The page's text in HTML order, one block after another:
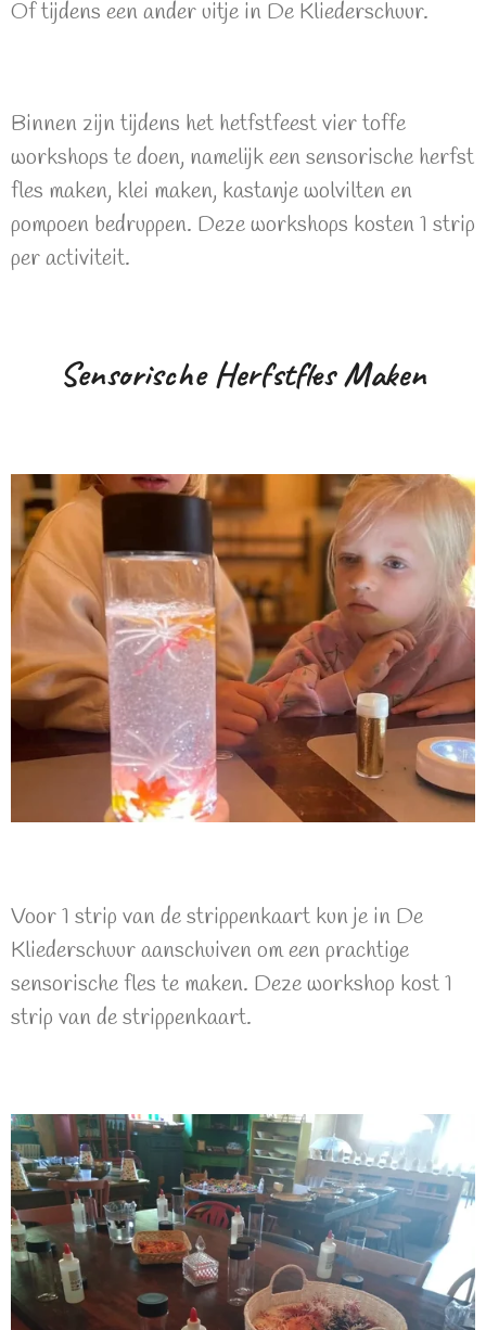
Of tijdens een ander uitje in De Kliederschuur.
Binnen zijn tijdens het hetfstfeest vier toffe
workshops te doen, namelijk een sensorische herfst
fles maken, klei maken, kastanje wolvilten en
pompoen bedruppen. Deze workshops kosten 1 strip
per activiteit.
Sensorische Herfstfles Maken
Voor 1 strip van de strippenkaart kun je in De
Kliederschuur aanschuiven om een prachtige
sensorische fles te maken. Deze workshop kost 1
strip van de strippenkaart.